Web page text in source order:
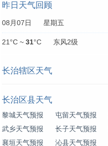
昨日天气回顾
08月07日 星期五
21°C ~ 31°C 东风2级
长治辖区天气
长治区县天气
黎城天气预报 屯留天气预报
武乡天气预报
长子天气预报
襄垣天气预报
沁县天气预报